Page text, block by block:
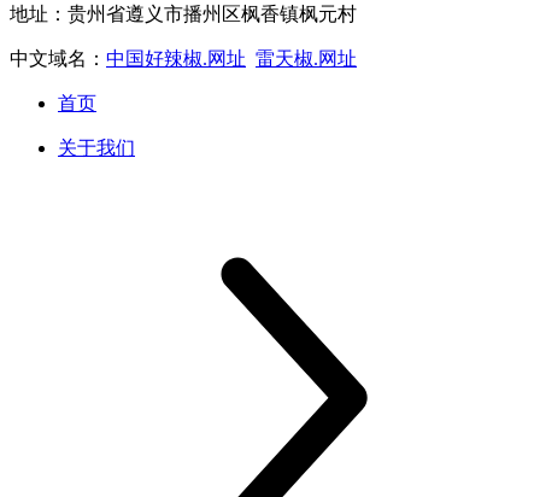
地址：贵州省遵义市播州区枫香镇枫元村
中文域名： 中国好辣椒.网址 雷天椒.网址
首页
关于我们